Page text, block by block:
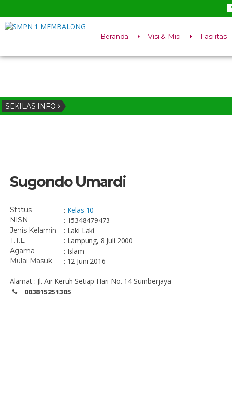
Beranda Visi & Misi Fasilitas
SEKILAS INFO
Sugondo Umardi
Status : Kelas 10
NISN : 15348479473
Jenis Kelamin : Laki Laki
T.T.L : Lampung, 8 Juli 2000
Agama : Islam
Mulai Masuk : 12 Juni 2016
Alamat : Jl. Air Keruh Setiap Hari No. 14 Sumberjaya
083815251385